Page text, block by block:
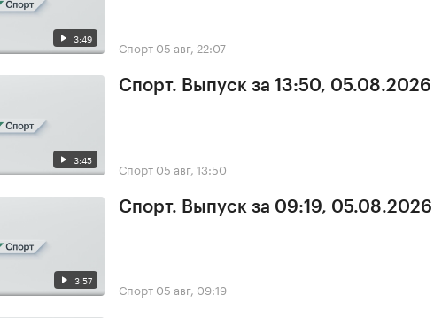
3:49 Спорт 05 авг, 22:07
3:45
Спорт. Выпуск за 13:50, 05.08.2026
Спорт 05 авг, 13:50
3:57
Спорт. Выпуск за 09:19, 05.08.2026
Спорт 05 авг, 09:19